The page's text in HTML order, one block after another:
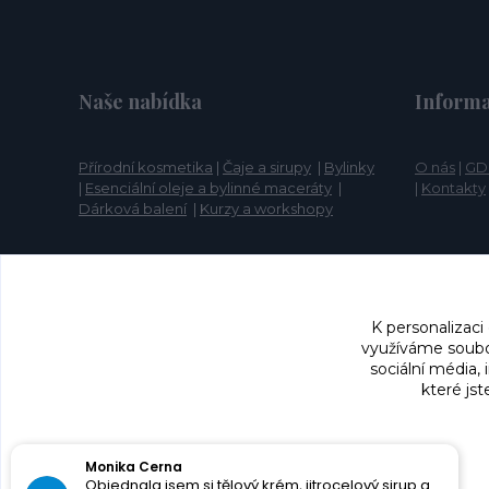
Naše nabídka
Přírodní kosmetika | Čaje a sirupy | Bylinky
| Esenciální oleje a bylinné maceráty |
Dárková balení | Kurzy a workshopy
O nás |
| Kontakty
K
využíváme
sociální
které
Silvie Janošíková